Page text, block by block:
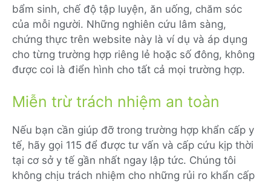
bẩm sinh, chế độ tập luyện, ăn uống, chăm sóc
của mỗi người. Những nghiên cứu lâm sàng,
chứng thực trên website này là ví dụ và áp dụng
cho từng trường hợp riêng lẻ hoặc số đông, không
được coi là điển hình cho tất cả mọi trường hợp.
Miễn trừ trách nhiệm an toàn
Nếu bạn cần giúp đỡ trong trường hợp khẩn cấp y
tế, hãy gọi 115 để được tư vấn và cấp cứu kịp thời
tại cơ sở y tế gần nhất ngay lập tức. Chúng tôi
không chịu trách nhiệm cho những rủi ro khẩn cấp